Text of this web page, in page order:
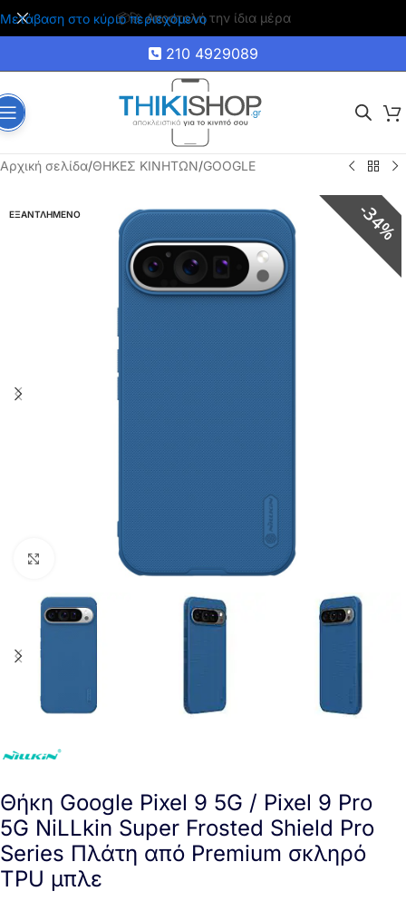
Μετάβαση στο κύριο περιεχόμενο
🚚 Δωρεάν μεταφορικά για αγορές άνω των 35€
210 4929089
Αρχική σελίδα/ΘΗΚΕΣ ΚΙΝΗΤΩΝ/GOOGLE
ΕΞΑΝΤΛΗΜΕΝΟ 34%
Click to enlarge
Θήκη Google Pixel 9 5G / Pixel 9 Pro
5G NiLLkin Super Frosted Shield Pro
Series Πλάτη από Premium σκληρό
TPU μπλε